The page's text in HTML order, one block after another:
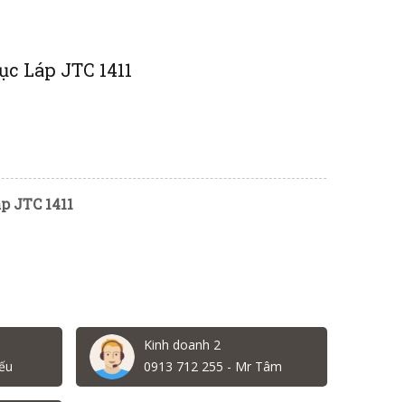
Láp JTC 1411
JTC 1411
Kinh doanh 2
0913 712 255 - Mr Tâm